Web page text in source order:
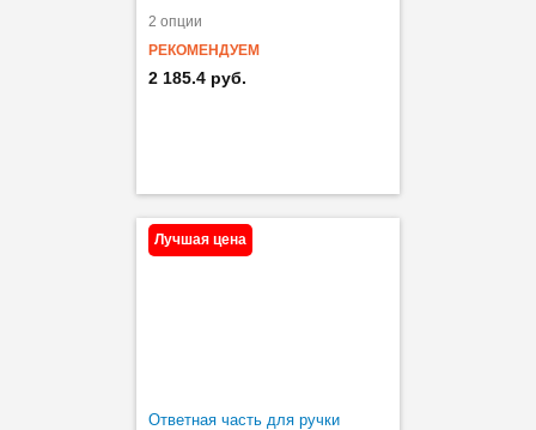
2 опции
РЕКОМЕНДУЕМ
2 185.4 руб.
Лучшая цена
Ответная часть для ручки